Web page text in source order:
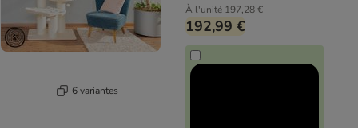
6 variantes
À l'unité 197,28 €
192,99 €